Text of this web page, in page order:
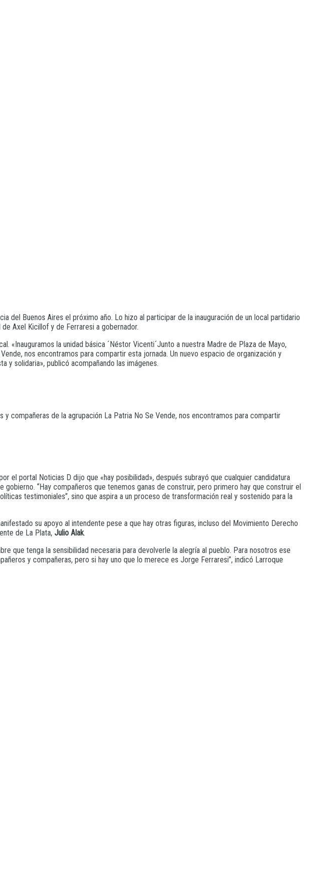
del Buenos Aires el próximo año. Lo hizo al participar de la inauguración de un local partidario
Axel Kicillof y de Ferraresi a gobernador.
«Inauguramos la unidad básica ´Néstor Vicenti´Junto a nuestra Madre de Plaza de Mayo,
nos encontramos para compartir esta jornada. Un nuevo espacio de organización y
y solidaria», publicó acompañando las imágenes.
y compañeras de la agrupación La Patria No Se Vende, nos encontramos para compartir
el portal Noticias D dijo que «hay posibilidad», después subrayó que cualquier candidatura
“Hay compañeros que tenemos ganas de construir, pero primero hay que construir el
testimoniales”, sino que aspira a un proceso de transformación real y sostenido para la
su apoyo al intendente pese a que hay otras figuras, incluso del Movimiento Derecho
de La Plata, Julio Alak.
que tenga la sensibilidad necesaria para devolverle la alegría al pueblo. Para nosotros ese
y compañeras, pero si hay uno que lo merece es Jorge Ferraresi”, indicó Larroque